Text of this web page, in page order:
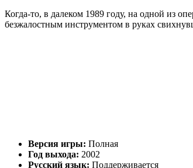
Когда-то, в далеком 1989 году, на одной из
безжалостным инструментом в руках
Версия игры: Полная
Год выхода: 2002
Русский язык: Поддерживается